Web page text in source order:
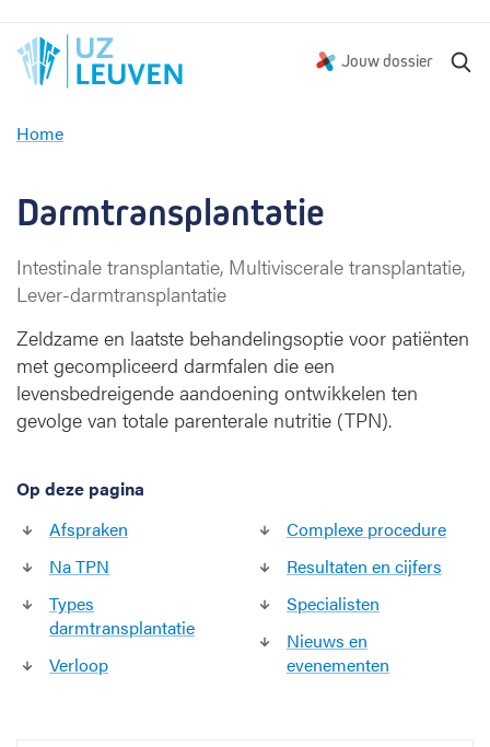
Jouw dossier
Home
m
r
a
s
p
l
a
n
a
i
e
Darmtransplantatie
Intestinale transplantatie, Multiviscerale transplantatie,
Lever-darmtransplantatie
Zeldzame en laatste behandelingsoptie voor patiënten
met gecompliceerd darmfalen die een
levensbedreigende aandoening ontwikkelen ten
gevolge van totale parenterale nutritie (TPN).
Op deze pagina
Afspraken
Na TPN
Types
darmtransplantatie
Verloop
Complexe procedure
Resultaten en cijfers
Specialisten
Nieuws en
evenementen